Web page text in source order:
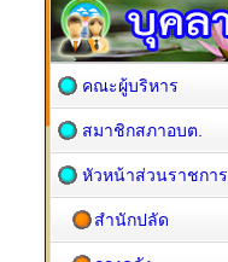
คณะผู้บริหาร
สมาชิกสภาอบต.
หัวหน้าส่วนราชการ
สำนักปลัด